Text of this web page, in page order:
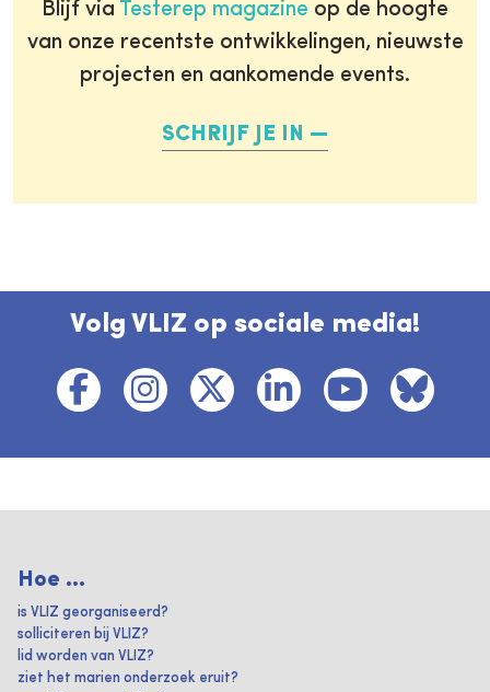
Blijf via Testerep magazine op de hoogte
van onze recentste ontwikkelingen, nieuwste
projecten en aankomende events.
SCHRIJF JE IN
Volg VLIZ op sociale media!
Hoe ...
is VLIZ georganiseerd?
solliciteren bij VLIZ?
lid worden van VLIZ?
ziet het marien onderzoek eruit?